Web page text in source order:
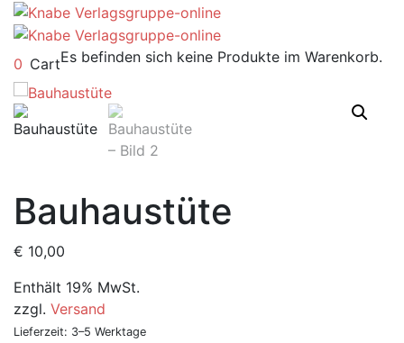
0 CartEs befinden sich keine Produkte im Warenkorb.
Bauhaustüte
€ 10,00
Enthält 19% MwSt.
zzgl. Versand
Lieferzeit: 3–5 Werktage